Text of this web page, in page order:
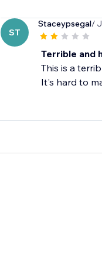
ST
Staceypsegal/
Terrible and
This is a
It's hard to